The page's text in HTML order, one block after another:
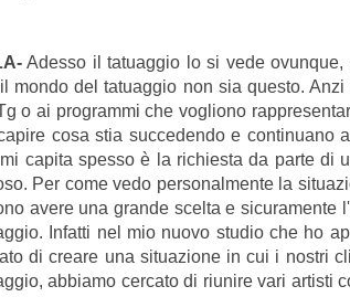
Adesso il tatuaggio lo si vede
mondo del tatuaggio non sia questo.
o ai programmi che vogliono
cosa stia succedendo e continuano
capita spesso è la richiesta da parte di
Per come vedo personalmente la
avere una grande scelta e
Infatti nel mio nuovo studio che ho
di creare una situazione in cui i nostri
abbiamo cercato di riunire vari artisti